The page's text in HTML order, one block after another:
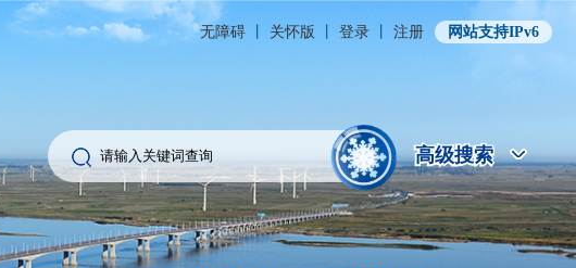
无障碍 关怀版 登录 注册 网站支持IPv6
高级搜索
高级搜索